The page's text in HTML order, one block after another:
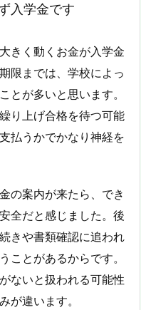
入学金です
きく動くお金が入学金
限までは、学校によっ
とが多いと思います。
り上げ合格を待つ可能
払うかでかなり神経を
の案内が来たら、でき
全だと感じました。後
きや書類確認に追われ
ことがあるからです。
ないと扱われる可能性
が違います。